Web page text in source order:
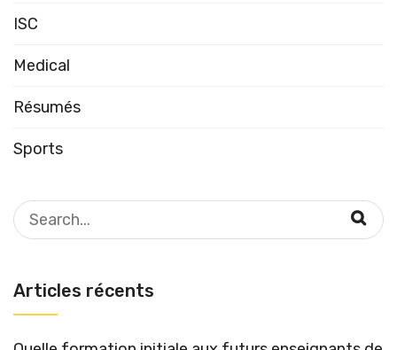
ISC
Medical
Résumés
Sports
Search
for:
Articles récents